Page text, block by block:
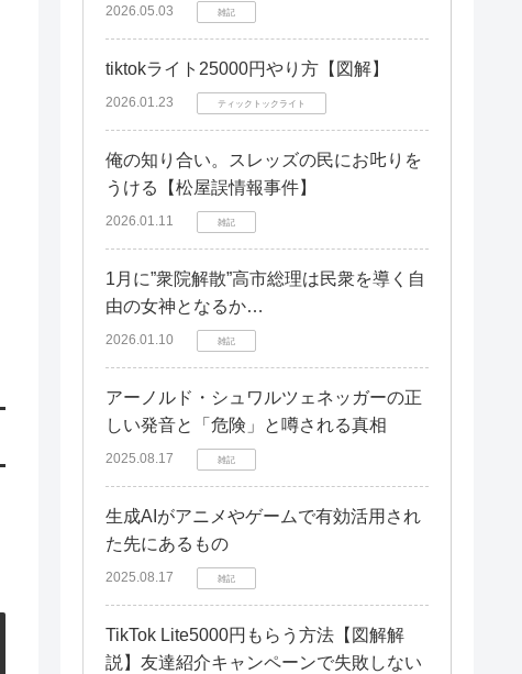
するポートフォリオ作成術
Illustratorスキルをアピールする自己
PRの書き方
実績を具体的に記述する
自己PRの例文
まとめ：Illustratorスキルを履歴書で
資格の有無に関わらず、スキルを最
大限にアピールする
ポートフォリオと自己PRを充実させ
る
Illustratorスキルを活かして、理想の
キャリアを実現しよう
2026.05.03 雑記
tiktokライト25000円やり方【図解】
2026.01.23 ティックトックライト
俺の知り合い。スレッズの民にお𠮟りを
うける【松屋誤情報事件】
2026.01.11 雑記
1月に”衆院解散”高市総理は民衆を導く自
由の女神となるか…
2026.01.10 雑記
アーノルド・シュワルツェネッガーの正
しい発音と「危険」と噂される真相
2025.08.17 雑記
生成AIがアニメやゲームで有効活用され
た先にあるもの
2025.08.17 雑記
TikTok Lite5000円もらう方法【図解解
説】友達紹介キャンペーンで失敗しない